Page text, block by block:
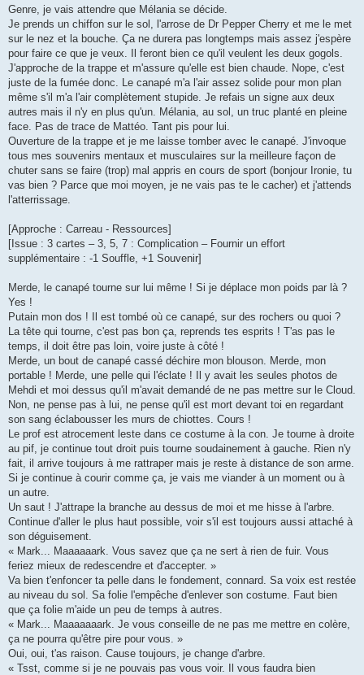
Genre, je vais attendre que Mélania se décide.
Je prends un chiffon sur le sol, l'arrose de Dr Pepper Cherry et me le met
sur le nez et la bouche. Ça ne durera pas longtemps mais assez j'espère
pour faire ce que je veux. Il feront bien ce qu'il veulent les deux gogols.
J'approche de la trappe et m'assure qu'elle est bien chaude. Nope, c'est
juste de la fumée donc. Le canapé m'a l'air assez solide pour mon plan
même s'il m'a l'air complètement stupide. Je refais un signe aux deux
autres mais il n'y en plus qu'un. Mélania, au sol, un truc planté en pleine
face. Pas de trace de Mattéo. Tant pis pour lui.
Ouverture de la trappe et je me laisse tomber avec le canapé. J'invoque
tous mes souvenirs mentaux et musculaires sur la meilleure façon de
chuter sans se faire (trop) mal appris en cours de sport (bonjour Ironie, tu
vas bien ? Parce que moi moyen, je ne vais pas te le cacher) et j'attends
l'atterrissage.
[Approche : Carreau - Ressources]
[Issue : 3 cartes – 3, 5, 7 : Complication – Fournir un effort
supplémentaire : -1 Souffle, +1 Souvenir]
Merde, le canapé tourne sur lui même ! Si je déplace mon poids par là ?
Yes !
Putain mon dos ! Il est tombé où ce canapé, sur des rochers ou quoi ?
La tête qui tourne, c'est pas bon ça, reprends tes esprits ! T'as pas le
temps, il doit être pas loin, voire juste à côté !
Merde, un bout de canapé cassé déchire mon blouson. Merde, mon
portable ! Merde, une pelle qui l'éclate ! Il y avait les seules photos de
Mehdi et moi dessus qu'il m'avait demandé de ne pas mettre sur le Cloud.
Non, ne pense pas à lui, ne pense qu'il est mort devant toi en regardant
son sang éclabousser les murs de chiottes. Cours !
Le prof est atrocement leste dans ce costume à la con. Je tourne à droite
au pif, je continue tout droit puis tourne soudainement à gauche. Rien n'y
fait, il arrive toujours à me rattraper mais je reste à distance de son arme.
Si je continue à courir comme ça, je vais me viander à un moment ou à
un autre.
Un saut ! J'attrape la branche au dessus de moi et me hisse à l'arbre.
Continue d'aller le plus haut possible, voir s'il est toujours aussi attaché à
son déguisement.
« Mark... Maaaaaark. Vous savez que ça ne sert à rien de fuir. Vous
feriez mieux de redescendre et d'accepter. »
Va bien t'enfoncer ta pelle dans le fondement, connard. Sa voix est restée
au niveau du sol. Sa folie l'empêche d'enlever son costume. Faut bien
que ça folie m'aide un peu de temps à autres.
« Mark... Maaaaaaark. Je vous conseille de ne pas me mettre en colère,
ça ne pourra qu'être pire pour vous. »
Oui, oui, t'as raison. Cause toujours, je change d'arbre.
« Tsst, comme si je ne pouvais pas vous voir. Il vous faudra bien